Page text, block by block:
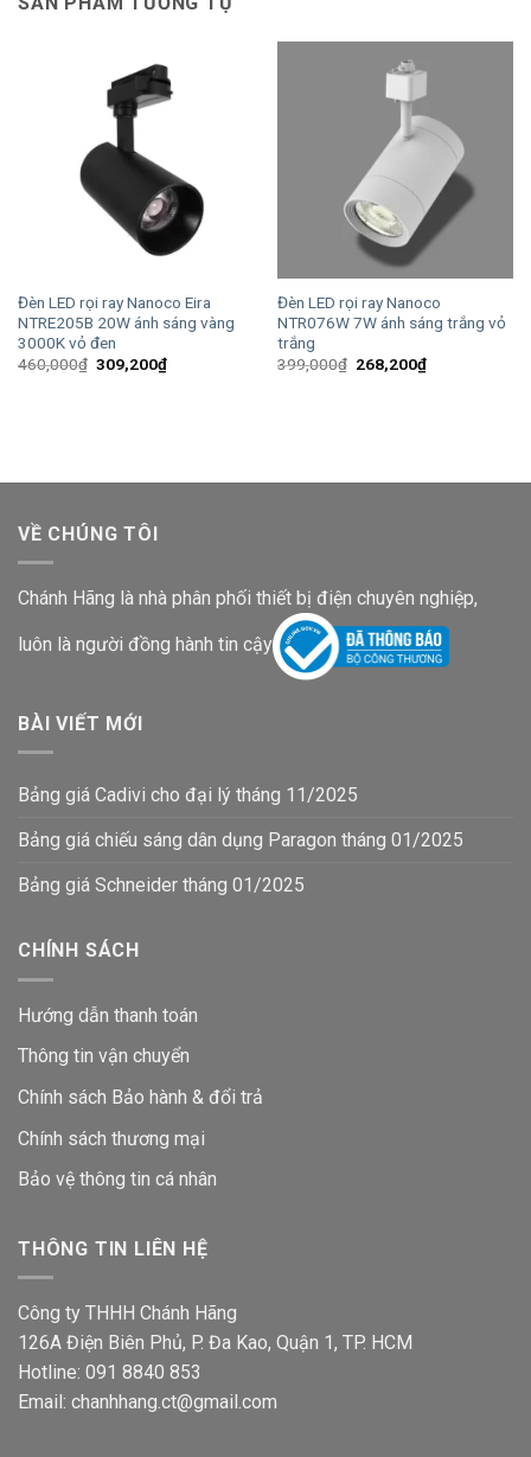
Đèn LED rọi ray Nanoco Eira
NTRE205B 20W ánh sáng vàng
3000K vỏ đen
460,000₫ Giá
309,200₫Giá
hiện
Đèn LED rọi ray Nanoco
NTR076W 7W ánh sáng trắng vỏ
trắng
399,000₫ Giá
268,200₫Giá
hiện
VỀ CHÚNG TÔI
Chánh Hãng là nhà phân phối thiết bị điện chuyên nghiệp,
luôn là người đồng hành tin cậy
BÀI VIẾT MỚI
Bảng giá Cadivi cho đại lý tháng 11/2025
Bảng giá chiếu sáng dân dụng Paragon tháng 01/2025
Bảng giá Schneider tháng 01/2025
CHÍNH SÁCH
Hướng dẫn thanh toán
Thông tin vận chuyển
Chính sách Bảo hành & đổi trả
Chính sách thương mại
Bảo vệ thông tin cá nhân
THÔNG TIN LIÊN HỆ
Công ty THHH Chánh Hãng
126A Điện Biên Phủ, P. Đa Kao, Quận 1, TP. HCM
Hotline: 091 8840 853
Email: chanhhang.ct@gmail.com